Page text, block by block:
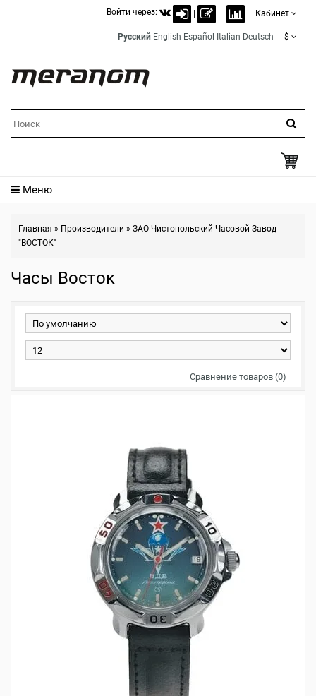
Войти через: Кабинет
Русский English Español Italian Deutsch $
Меню
Главная » Производители » ЗАО Чистопольский Часовой Завод
"ВОСТОК"
Часы Восток
Сравнение товаров (0)